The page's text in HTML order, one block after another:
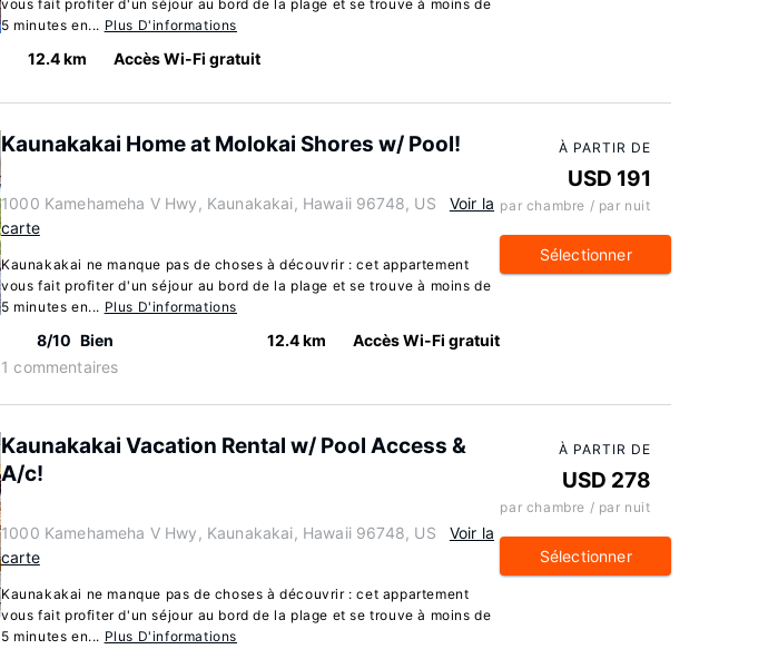
vous fait profiter d'un séjour au bord de la plage et se trouve à moins de
5 minutes en... Plus D'informations
12.4 km Accès Wi-Fi gratuit
Kaunakakai Home at Molokai Shores w/ Pool!
1000 Kamehameha V Hwy, Kaunakakai, Hawaii 96748, US
Voir la
carte
Kaunakakai ne manque pas de choses à découvrir : cet appartement
vous fait profiter d'un séjour au bord de la plage et se trouve à moins de
5 minutes en... Plus D'informations
8/10 Bien
1 commentaires
12.4 km Accès Wi-Fi gratuit
À PARTIR DE
USD 191
par chambre / par nuit
Sélectionner
Kaunakakai Vacation Rental w/ Pool Access &
A/c!
1000 Kamehameha V Hwy, Kaunakakai, Hawaii 96748, US
Voir la
carte
Kaunakakai ne manque pas de choses à découvrir : cet appartement
vous fait profiter d'un séjour au bord de la plage et se trouve à moins de
5 minutes en... Plus D'informations
À PARTIR DE
USD 278
par chambre / par nuit
Sélectionner